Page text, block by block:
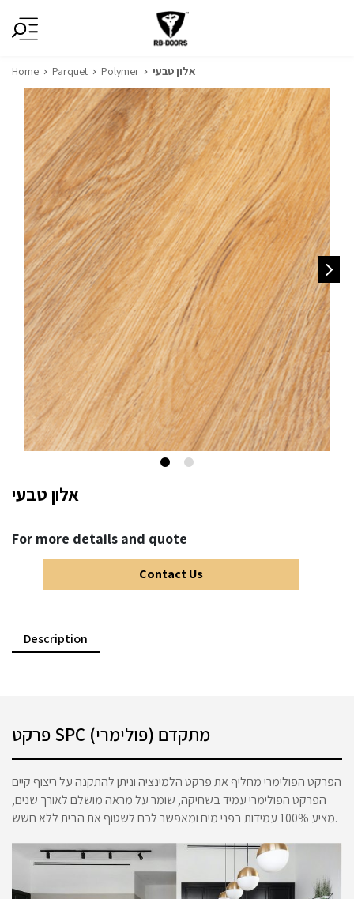
Home Parquet Polymer אלון טבעי
אלון טבעי
For more details and quote
Contact Us
Description
פרקט SPC (פולימרי) מתקדם
הפרקט הפולימרי מחליף את פרקט הלמינציה וניתן להתקנה על ריצוף קיים
הפרקט הפולימרי עמיד בשחיקה, שומר על מראה מושלם לאורך שנים,
מציע 100% עמידות בפני מים ומאפשר לכם לשטוף את הבית ללא חשש.